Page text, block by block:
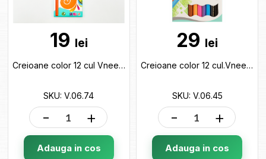
19 lei
Creioane color 12 cul Vneeds (ML7-10) V.06.74
SKU: V.06.74
- +
Adauga in cos
29 lei
Creioane color 12 cul.Vneeds plast cu radiera (ML38-3) V.06.45
SKU: V.06.45
- +
Adauga in cos